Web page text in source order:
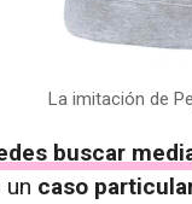
La imitación de
buscar
un caso